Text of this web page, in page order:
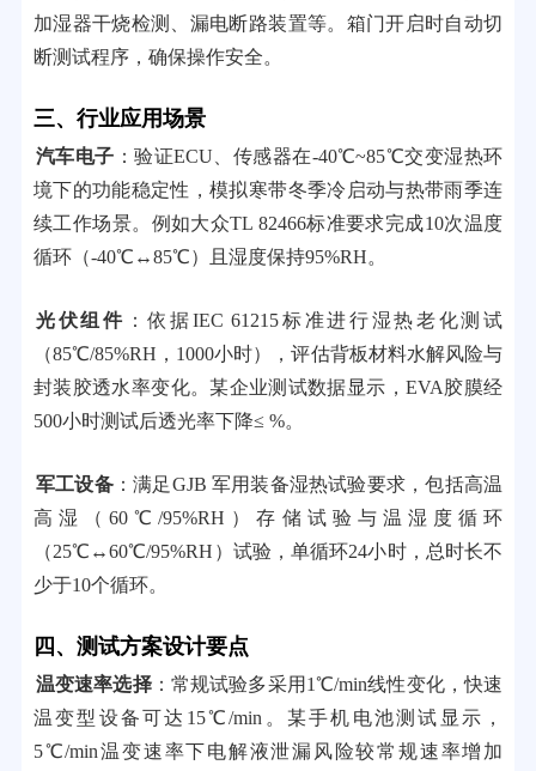
加湿器干烧检测、漏电断路装置等。箱门开启时自动切
断测试程序，确保操作安全。
三、行业应用场景
汽车电子 ：验证ECU、传感器在-40℃~85℃交变湿热环
境下的功能稳定性，模拟寒带冬季冷启动与热带雨季连
续工作场景。例如大众TL 82466标准要求完成10次温度
循环（-40℃↔85℃）且湿度保持95%RH。
光伏组件 ：依据IEC 61215标准进行湿热老化测试
（85℃/85%RH，1000小时），评估背板材料水解风险与
封装胶透水率变化。某企业测试数据显示，EVA胶膜经
500小时测试后透光率下降≤ %。
军工设备：满足GJB 军用装备湿热试验要求，包括高温
高湿（60℃/95%RH）存储试验与温湿度循环
（25℃↔60℃/95%RH）试验，单循环24小时，总时长不
少于10个循环。
四、测试方案设计要点
温变速率选择：常规试验多采用1℃/min线性变化，快速
温变型设备可达15℃/min。某手机电池测试显示，
5℃/min温变速率下电解液泄漏风险较常规速率增加